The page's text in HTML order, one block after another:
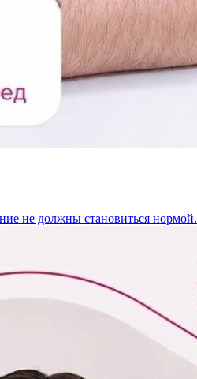
не должны становиться нормой.